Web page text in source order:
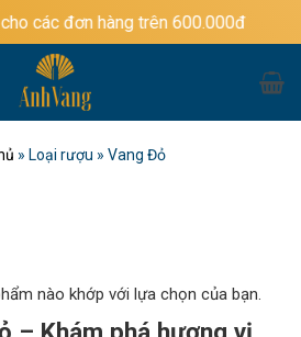
trên 600.000đ
» Loại rượu » Vang Đỏ
nào khớp với lựa chọn của bạn.
– Khám phá hương vị